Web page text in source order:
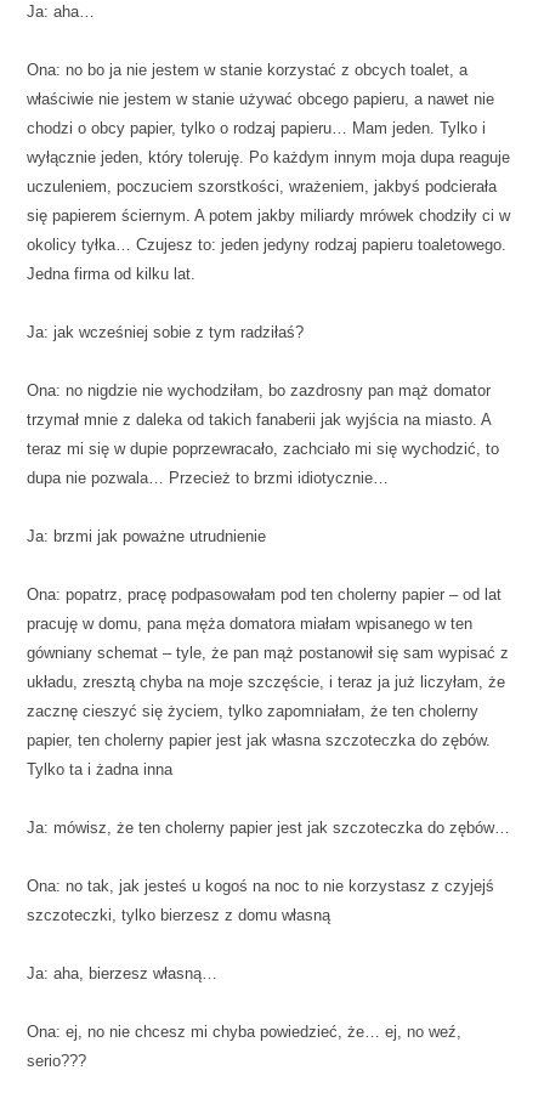
Ja: aha…
Ona: no bo ja nie jestem w stanie korzystać z obcych toalet, a
właściwie nie jestem w stanie używać obcego papieru, a nawet nie
chodzi o obcy papier, tylko o rodzaj papieru… Mam jeden. Tylko i
wyłącznie jeden, który toleruję. Po każdym innym moja dupa reaguje
uczuleniem, poczuciem szorstkości, wrażeniem, jakbyś podcierała
się papierem ściernym. A potem jakby miliardy mrówek chodziły ci w
okolicy tyłka… Czujesz to: jeden jedyny rodzaj papieru toaletowego.
Jedna firma od kilku lat.
Ja: jak wcześniej sobie z tym radziłaś?
Ona: no nigdzie nie wychodziłam, bo zazdrosny pan mąż domator
trzymał mnie z daleka od takich fanaberii jak wyjścia na miasto. A
teraz mi się w dupie poprzewracało, zachciało mi się wychodzić, to
dupa nie pozwala… Przecież to brzmi idiotycznie…
Ja: brzmi jak poważne utrudnienie
Ona: popatrz, pracę podpasowałam pod ten cholerny papier – od lat
pracuję w domu, pana męża domatora miałam wpisanego w ten
gówniany schemat – tyle, że pan mąż postanowił się sam wypisać z
układu, zresztą chyba na moje szczęście, i teraz ja już liczyłam, że
zacznę cieszyć się życiem, tylko zapomniałam, że ten cholerny
papier, ten cholerny papier jest jak własna szczoteczka do zębów.
Tylko ta i żadna inna
Ja: mówisz, że ten cholerny papier jest jak szczoteczka do zębów…
Ona: no tak, jak jesteś u kogoś na noc to nie korzystasz z czyjejś
szczoteczki, tylko bierzesz z domu własną
Ja: aha, bierzesz własną…
Ona: ej, no nie chcesz mi chyba powiedzieć, że… ej, no weź,
serio???